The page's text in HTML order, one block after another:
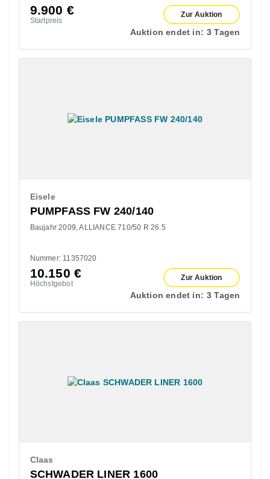
9.900 €
Startpreis
Zur Auktion
Auktion endet in: 3 Tagen
Eisele
PUMPFASS FW 240/140
Baujahr 2009 ALLIANCE 710/50 R 26.5
Nummer: 11357020
10.150 €
Höchstgebot
Zur Auktion
Auktion endet in: 3 Tagen
Claas
SCHWADER LINER 1600